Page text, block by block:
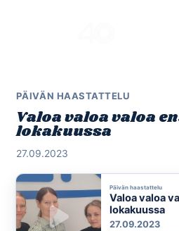
PÄIVÄN HAASTATTELU
Valoa valoa valoa
lokakuussa
27.09.2023
Päivän haastattelu
Valoa valoa
lokakuussa
27.09.2023